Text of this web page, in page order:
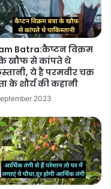
Batra:कैप्टन विक्रम
के खौफ से कांपते थे
ये है परमवीर चक्र
के शौर्य की कहानी
2023